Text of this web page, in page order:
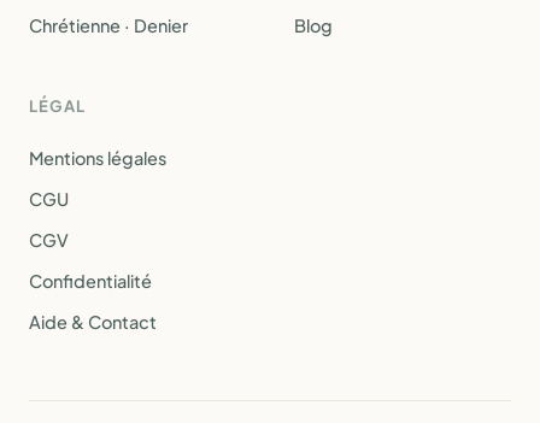
Chrétienne · Denier
Blog
LÉGAL
Mentions légales
CGU
CGV
Confidentialité
Aide & Contact